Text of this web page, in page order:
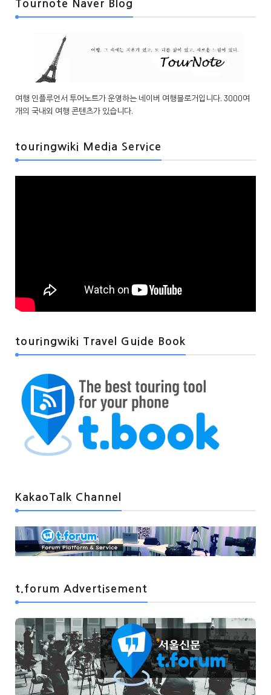
Tournote Naver Blog
여행 인플루언서 투어노트가 운영하는 네이버 여행블로거입니다. 3000여
개의 국내외 여행 콘텐츠가 있습니다.
touringwiki Media Service
touringwiki Travel Guide Book
KakaoTalk Channel
t.forum Advertisement